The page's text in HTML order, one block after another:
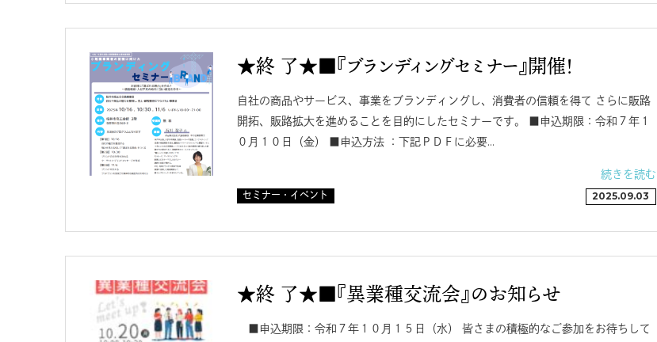
★終 了★■『ブランディングセミナー』開催！
自社の商品やサービス、事業をブランディングし、消費者の信頼を得て さらに販路
開拓、販路拡大を進めることを目的にしたセミナーです。 ■申込期限：令和７年１
０月１０日（金） ■申込方法 ：下記ＰＤＦに必要…
続きを読む
セミナー・イベント 2025.09.03
★終 了★■『異業種交流会』のお知らせ
■申込期限：令和７年１０月１５日（水） 皆さまの積極的なご参加をお待ちして